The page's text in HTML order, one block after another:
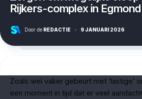
Rijkers-complex in
Door de REDACTIE · 9 JANUARI 2026
Zoals wel vaker gebeurt met ‘lastige’
een moment in tijd dat er veel